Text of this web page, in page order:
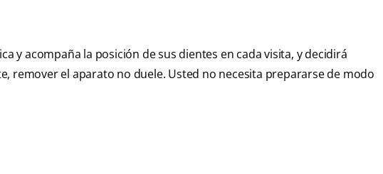
y acompaña la posición de sus dientes en cada visita, y decidirá
remover el aparato no duele. Usted no necesita prepararse de modo